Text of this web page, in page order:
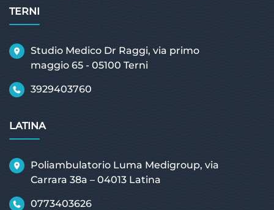
TERNI
Studio Medico Dr Raggi, via primo
maggio 65 - 05100 Terni
3929403760
LATINA
Poliambulatorio Luma Medigroup, via
Carrara 38a – 04013 Latina
0773403626